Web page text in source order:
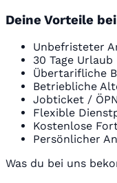
Deine Vorteile
Unbefristeter
30 Tage Urlaub
Übertarifliche
Betriebliche
Jobticket /
Flexible
Kostenlose
Persönlicher
Was du bei uns